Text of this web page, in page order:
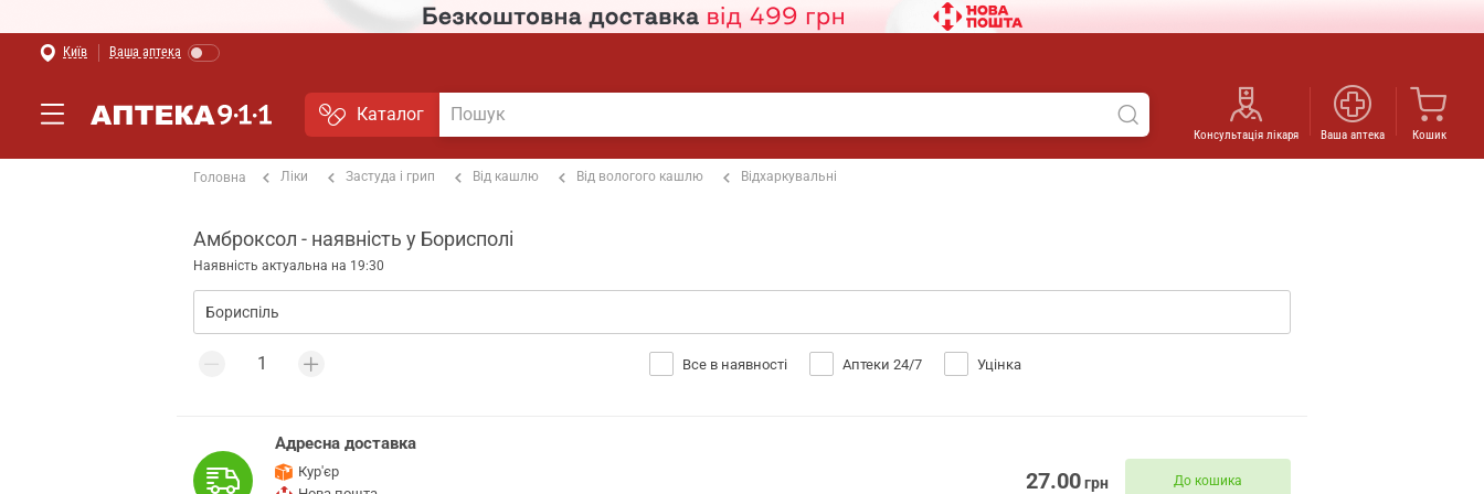
Київ Ваша аптека
Каталог
Консультація лікаря Ваша аптека Кошик
Головна Ліки Застуда і грип Від кашлю Від вологого кашлю Відхаркувальні
Амброксол - наявність у Борисполі
Наявність актуальна на 19:30
Все в наявності Аптеки 24/7 Уцінка
Адресна доставка
Кур'єр
27.00грн До кошика